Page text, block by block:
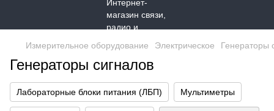
Измерительное оборудование Электрическое Генераторы
Генераторы сигналов
Лабораторные блоки питания (ЛБП) Мультиметры